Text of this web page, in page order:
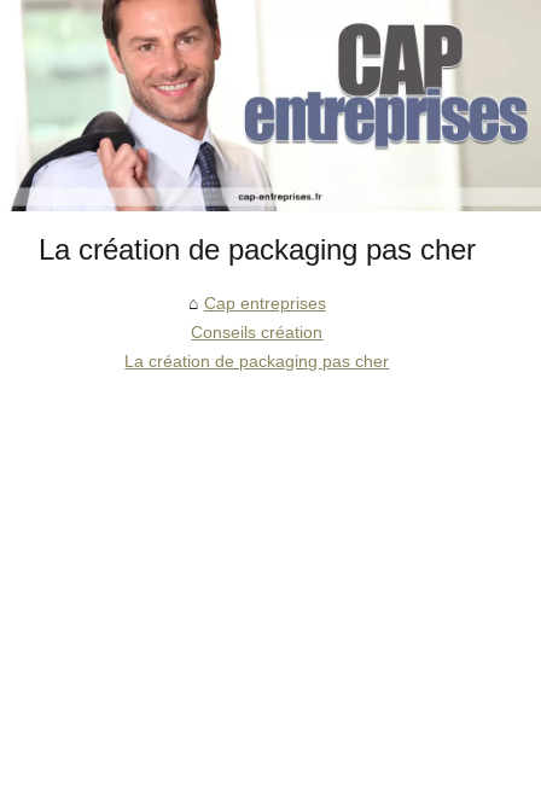
La création de packaging pas cher
Cap entreprises
Conseils création
La création de packaging pas cher